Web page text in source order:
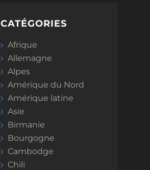
CATÉGORIES
Afrique
Allemagne
Alpes
Amérique du Nord
Amérique latine
Asie
Birmanie
Bourgogne
Cambodge
Chili